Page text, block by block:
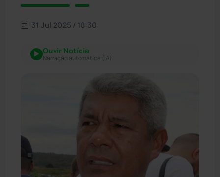
31 Jul 2025 / 18:30
Ouvir Notícia
Narração automática (IA)